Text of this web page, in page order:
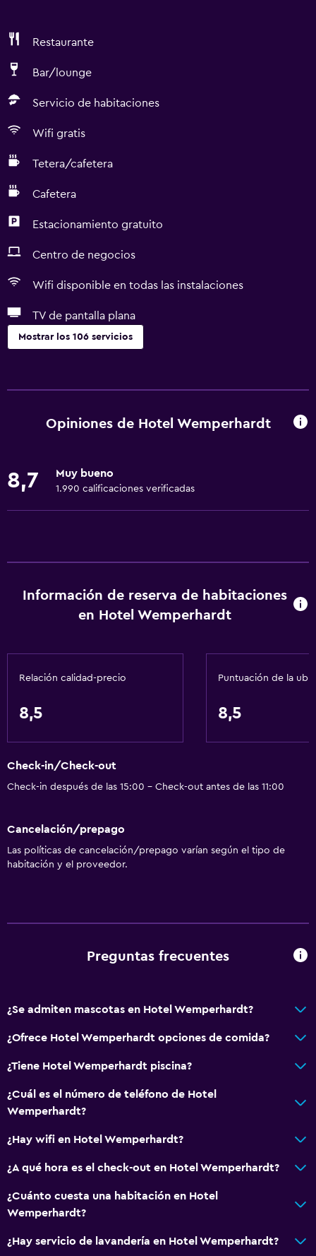
Restaurante
Bar/lounge
Servicio de habitaciones
Wifi gratis
Tetera/cafetera
Cafetera
Estacionamiento gratuito
Centro de negocios
Wifi disponible en todas las instalaciones
TV de pantalla plana
Mostrar los 106 servicios
Dispositivo hotspot móvil
Artículos de aseo gratis
Ropa de cama
Acondicionador
Tetera eléctrica
Servicio de entrega de comida
Menús para dietas especiales (bajo petición)
Restaurante
Desayuno en la habitación
Máquina expendedora (bebidas)
Máquina expendedora (botanas)
Servicios y facilidades
Servicio de despertador
Servicio de conserjería
Instalaciones para reuniones
Minimercado en las instalaciones
Opiniones de Hotel Wemperhardt
8,7 Muy bueno
1.990 calificaciones verificadas
Información de reserva de habitaciones
en Hotel Wemperhardt
Relación calidad-precio
8,5
Puntuación de la
8,5
Check-in/Check-out
Check-in después de las 15:00 - Check-out antes de las 11:00
Cancelación/prepago
Las políticas de cancelación/prepago varían según el tipo de
habitación y el proveedor.
Preguntas frecuentes
¿Se admiten mascotas en Hotel Wemperhardt?
¿Ofrece Hotel Wemperhardt opciones de comida?
¿Tiene Hotel Wemperhardt piscina?
¿Cuál es el número de teléfono de Hotel
Wemperhardt?
¿Hay wifi en Hotel Wemperhardt?
¿A qué hora es el check-out en Hotel Wemperhardt?
¿Cuánto cuesta una habitación en Hotel
Wemperhardt?
¿Hay servicio de lavandería en Hotel Wemperhardt?